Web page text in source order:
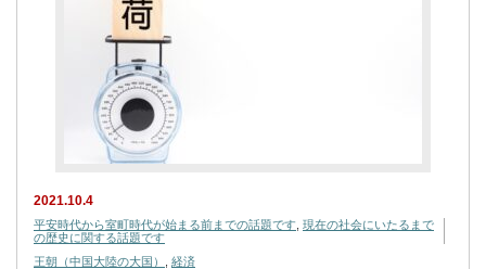
2021.10.4
平安時代から室町時代が始まる前までの話題です 現在の社会にいたるまで
の歴史に関する話題です
王朝（中国大陸の大国）
経済